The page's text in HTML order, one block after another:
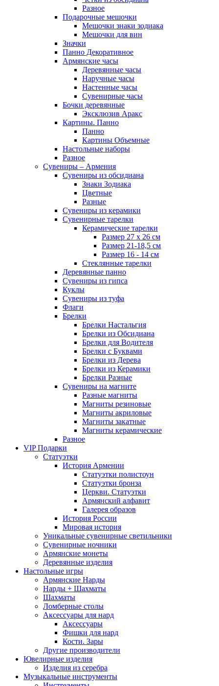
Разное
Подарочные мешочки
Мешочки знаки зодиака
Мешочки для вин
Значки
Панно Декоративное
Армянские часы
Деревянные часы
Наручные часы
Настенные часы
Сувенирные часы
Бочки деревянные
Эксклюзив Аракс
Картины. Панно
Панно
Картины Объемные
Настольные наборы
Разное
Сувениры – Армения
Сувениры из обсидиана
Знаки Зодиака
Цветные
Разные
Сувениры из керамики
Сувенирные тарелки
Керамические тарелки
Размер 27 х 26 см
Размер 21-18,5 см
Размер 16 - 14 см
Стеклянные тарелки
Деревянные панно
Сувениры из гипса
Куклы
Сувениры из туфа
Флаги
Брелки
Брелки Настальгия
Брелки из Обсидиана
Брелки для Водителя
Брелки с Буквами
Брелки из Дерева
Брелки из Керамики
Брелки Разные
Сувениры на магните
Разные магниты
Магниты резиновые
Магниты акриловые
Магниты закатные
Магниты керамические
Разное
VIP Подарки
Статуэтки
История Армении
Статуэтки полистоун
Статуэтки бронза
Церкви. Статуэтки
Армянский алфавит
Галерея образов
История России
Мировая история
Уникальные сувенирные светильники
Сувенирные ночники
Армянские монеты
Деревянные изделия
Настольные игры
Армянские Нарды
Нарды + Шахматы
Шахматы
Ломберные столы
Аксессуары для нард
Аксессуары
Фишки для нард
Кости. Зары
Другие производители
Ювелирные изделия
Изделия из серебра
Музыкальные инструменты